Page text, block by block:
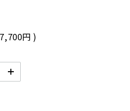
7,700円 )